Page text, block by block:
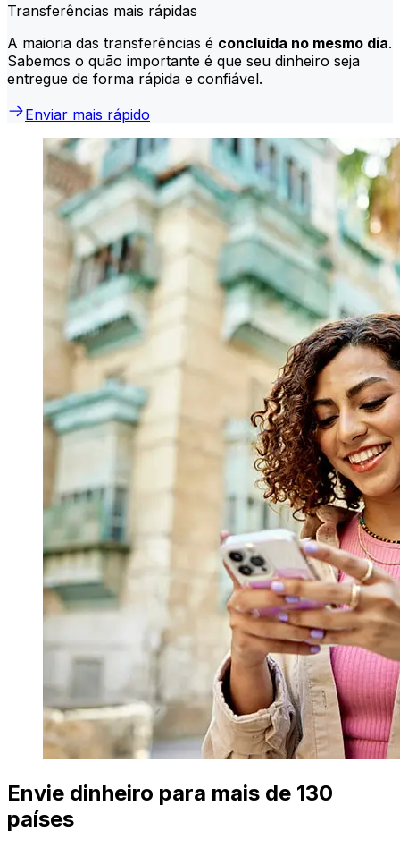
Transferências mais rápidas
A maioria das transferências é concluída no mesmo dia.
Sabemos o quão importante é que seu dinheiro seja
entregue de forma rápida e confiável.
Enviar mais rápido
Envie dinheiro para mais de 130
países